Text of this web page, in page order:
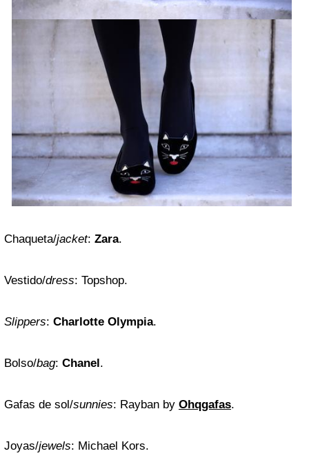
Chaqueta/jacket: Zara.
Vestido/dress: Topshop.
Slippers: Charlotte Olympia.
Bolso/bag: Chanel.
Gafas de sol/sunnies: Rayban by Ohqgafas.
Joyas/jewels: Michael Kors.